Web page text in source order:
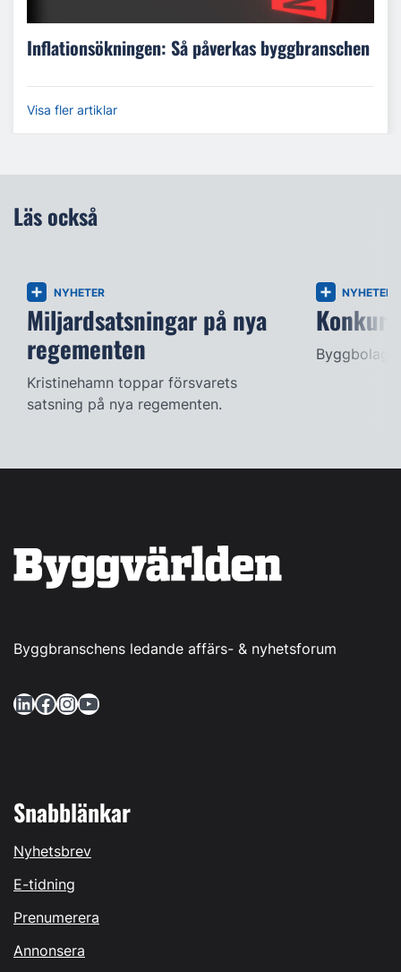
Inflationsökningen: Så påverkas byggbranschen
Visa fler artiklar
Läs också
NYHETER
Miljardsatsningar på nya
regementen
Kristinehamn toppar försvarets
satsning på nya regementen.
NYHETER
Byggbolag
Byggbranschens ledande affärs- & nyhetsforum
LinkedIn Facebook InstagramYouTube
Snabblänkar
Nyhetsbrev
E-tidning
Prenumerera
Annonsera